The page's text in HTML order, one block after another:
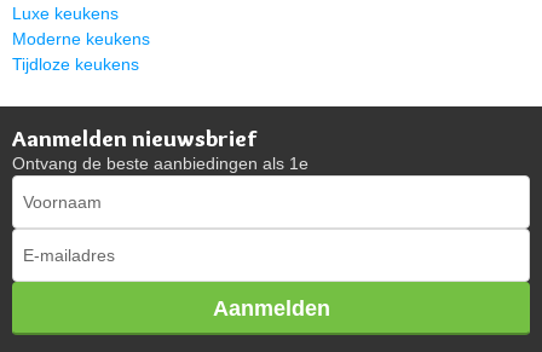
Luxe keukens
Moderne keukens
Tijdloze keukens
Aanmelden nieuwsbrief
Ontvang de beste aanbiedingen als 1e
Aanmelden